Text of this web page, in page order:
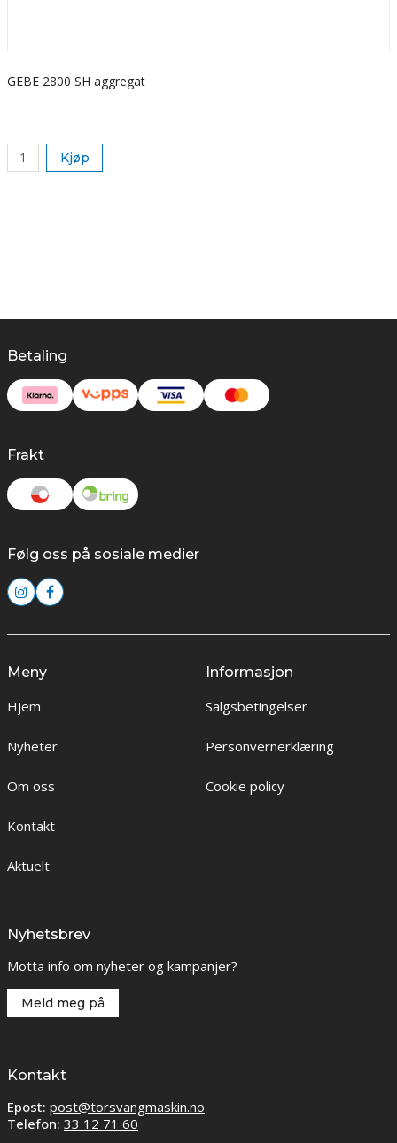
GEBE 2800 SH aggregat
Kjøp
Betaling
Frakt
Følg oss på sosiale medier
Meny
Hjem
Nyheter
Om oss
Kontakt
Aktuelt
Informasjon
Salgsbetingelser
Personvernerklæring
Cookie policy
Nyhetsbrev
Motta info om nyheter og kampanjer?
Meld meg på
Kontakt
Epost: post@torsvangmaskin.no
Telefon: 33 12 71 60